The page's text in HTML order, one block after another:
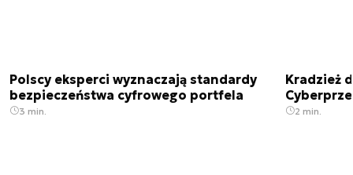
Polscy eksperci wyznaczają standardy
bezpieczeństwa cyfrowego portfela
3 min.
Kradzież
2 min.